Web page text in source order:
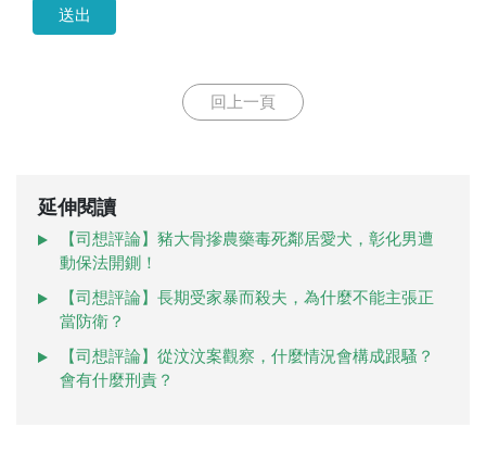
送出
回上一頁
延伸閱讀
【司想評論】豬大骨摻農藥毒死鄰居愛犬，彰化男遭
動保法開鍘！
【司想評論】長期受家暴而殺夫，為什麼不能主張正
當防衛？
【司想評論】從汶汶案觀察，什麼情況會構成跟騷？
會有什麼刑責？